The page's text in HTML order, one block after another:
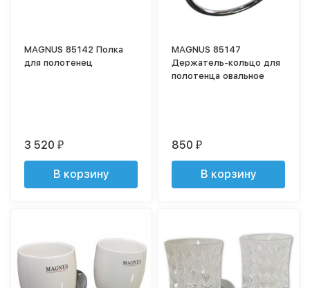
MAGNUS 85142 Полка
для полотенец
3 520₽
В корзину
MAGNUS 85147
Держатель-кольцо для
полотенца овальное
850₽
В корзину